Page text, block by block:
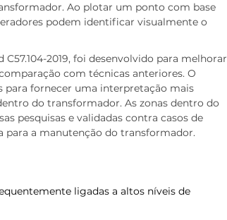
Ao plotar um ponto com base
podem identificar visualmente o
2019, foi desenvolvido para melhorar
com técnicas anteriores. O
para fornecer uma interpretação mais
do transformador. As zonas dentro do
pesquisas e validadas contra casos de
a manutenção do transformador.
ligadas a altos níveis de